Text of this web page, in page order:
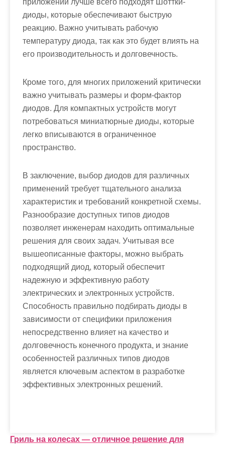
приложений лучше всего подходят Шоттки-
диоды, которые обеспечивают быструю
реакцию. Важно учитывать рабочую
температуру диода, так как это будет влиять на
его производительность и долговечность.
Кроме того, для многих приложений критически
важно учитывать размеры и форм-фактор
диодов. Для компактных устройств могут
потребоваться миниатюрные диоды, которые
легко вписываются в ограниченное
пространство.
В заключение, выбор диодов для различных
применений требует тщательного анализа
характеристик и требований конкретной схемы.
Разнообразие доступных типов диодов
позволяет инженерам находить оптимальные
решения для своих задач. Учитывая все
вышеописанные факторы, можно выбрать
подходящий диод, который обеспечит
надежную и эффективную работу
электрических и электронных устройств.
Способность правильно подбирать диоды в
зависимости от специфики приложения
непосредственно влияет на качество и
долговечность конечного продукта, и знание
особенностей различных типов диодов
является ключевым аспектом в разработке
эффективных электронных решений.
Н
Гриль на колесах — отличное решение для